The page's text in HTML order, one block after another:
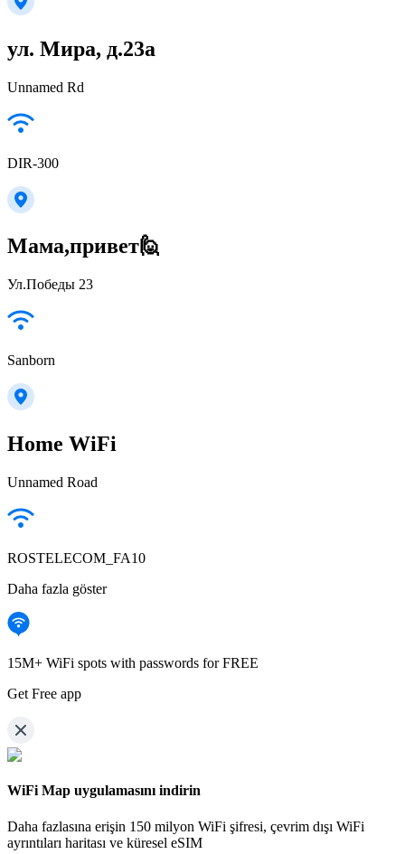
ул. Мира, д.23а
Unnamed Rd
DIR-300
Мама,привет🙋
Ул.Победы 23
Sanborn
Home WiFi
Unnamed Road
ROSTELECOM_FA10
Daha fazla göster
15M+ WiFi spots with passwords for FREE
Get Free app
WiFi Map uygulamasını indirin
Daha fazlasına erişin 150 milyon WiFi şifresi, çevrim dışı WiFi
ayrıntıları haritası ve küresel eSIM